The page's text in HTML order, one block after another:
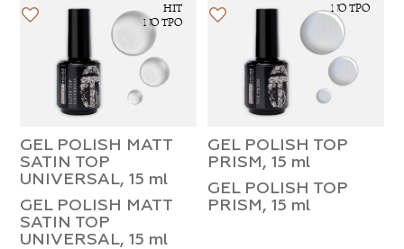
HIT
NO TPO
GEL POLISH MATT
SATIN TOP
UNIVERSAL, 15 ml
GEL POLISH MATT
SATIN TOP
UNIVERSAL, 15 ml
NO TPO
GEL POLISH TOP
PRISM, 15 ml
GEL POLISH TOP
PRISM, 15 ml